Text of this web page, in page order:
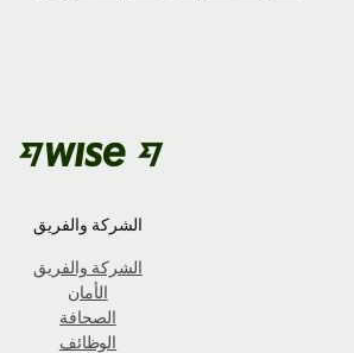
الشركة والفريق
الشركة والفريق
الأمان
الصحافة
الوظائف